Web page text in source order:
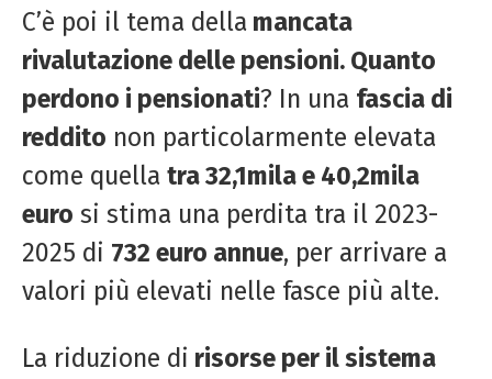
C’è poi il tema della mancata
rivalutazione delle pensioni. Quanto
perdono i pensionati? In una fascia di
reddito non particolarmente elevata
come quella tra 32,1mila e 40,2mila
euro si stima una perdita tra il 2023-
2025 di 732 euro annue, per arrivare a
valori più elevati nelle fasce più alte.
La riduzione di risorse per il sistema